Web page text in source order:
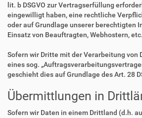
lit. b DSGVO zur Vertragserfüllung
eingewilligt haben, eine rechtliche
oder auf Grundlage unserer berechtigten
Einsatz von Beauftragten, Webhostern,
Sofern wir Dritte mit der Verarbeitung von
eines sog.
geschieht dies auf Grundlage des Art. 28
Übermittlungen in
Sofern wir Daten in einem Drittland (d.h.